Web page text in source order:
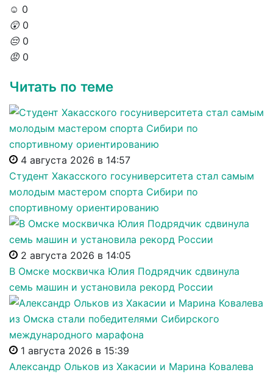
☺️ 0
😲 0
😔 0
😡 0
Читать по теме
4 августа 2026 в 14:57
Студент Хакасского госуниверситета стал самым
молодым мастером спорта Сибири по
спортивному ориентированию
2 августа 2026 в 14:05
В Омске москвичка Юлия Подрядчик сдвинула
семь машин и установила рекорд России
1 августа 2026 в 15:39
Александр Ольков из Хакасии и Марина Ковалева